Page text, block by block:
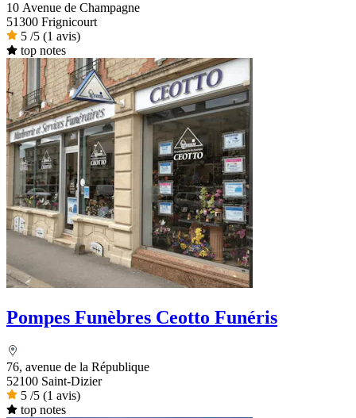
10 Avenue de Champagne
51300 Frignicourt
5 /5 (1 avis)
top notes
Pompes Funèbres Ceotto Funéris
76, avenue de la République
52100 Saint-Dizier
5 /5 (1 avis)
top notes